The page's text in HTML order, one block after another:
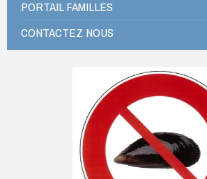
PORTAIL FAMILLES
CONTACTEZ NOUS